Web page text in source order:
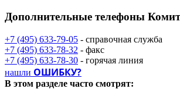
Дополнительные телефоны
+7 (495) 633-79-05 - справочная служба
+7 (495) 633-78-32 - факс
+7 (495) 633-78-30 - горячая линия
нашли ОШИБКУ?
В этом разделе часто смотрят: